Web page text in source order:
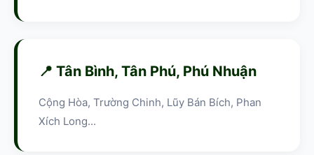
📍 Tân Bình, Tân Phú, Phú Nhuận
Cộng Hòa, Trường Chinh, Lũy Bán Bích, Phan
Xích Long...